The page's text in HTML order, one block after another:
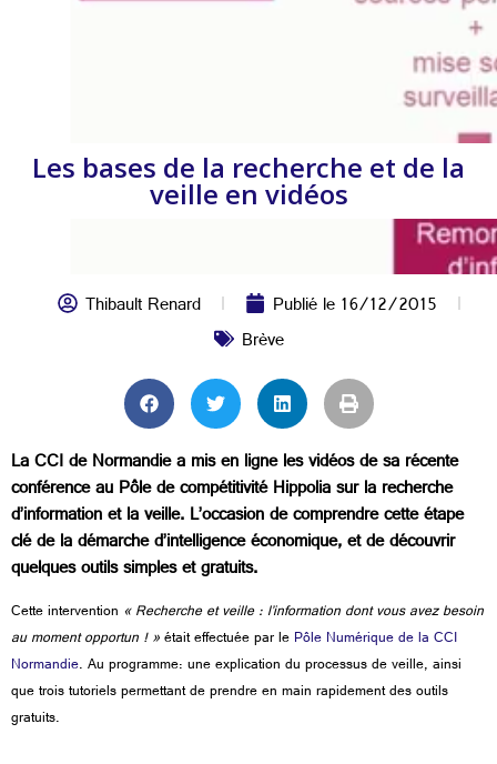
Les bases de la recherche et de la
veille en vidéos
Thibault Renard Publié le16/12/2015
Brève
La CCI de Normandie a mis en ligne les vidéos de sa récente
conférence au Pôle de compétitivité Hippolia sur la recherche
d’information et la veille. L’occasion de comprendre cette étape
clé de la démarche d’intelligence économique, et de découvrir
quelques outils simples et gratuits.
Cette intervention « Recherche et veille : l’information dont vous avez besoin
au moment opportun ! »était effectuée par lePôle Numérique de la CCI
Normandie. Au programme: une explication du processus de veille, ainsi
que trois tutoriels permettant de prendre en main rapidement des outils
gratuits.